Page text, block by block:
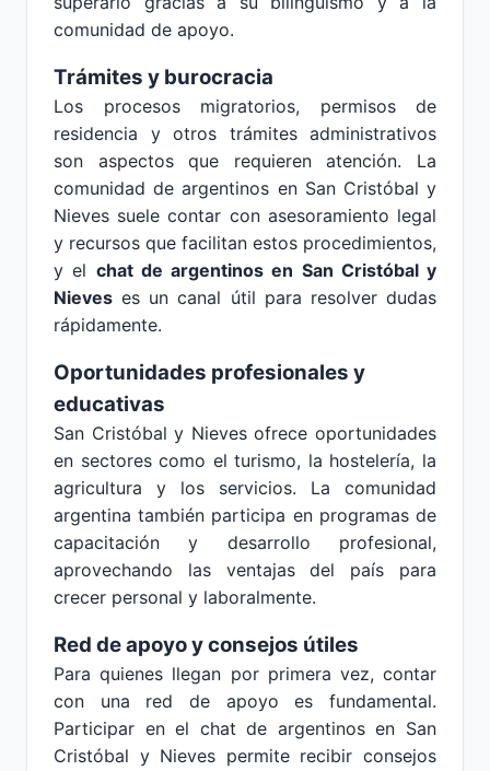
comunidad de apoyo.
Trámites y burocracia
Los procesos migratorios, permisos de
residencia y otros trámites administrativos
son aspectos que requieren atención. La
comunidad de argentinos en San Cristóbal y
Nieves suele contar con asesoramiento legal
y recursos que facilitan estos procedimientos,
y el chat de argentinos en San Cristóbal y
Nieves es un canal útil para resolver dudas
rápidamente.
Oportunidades profesionales y
educativas
San Cristóbal y Nieves ofrece oportunidades
en sectores como el turismo, la hostelería, la
agricultura y los servicios. La comunidad
argentina también participa en programas de
capacitación y desarrollo profesional,
aprovechando las ventajas del país para
crecer personal y laboralmente.
Red de apoyo y consejos útiles
Para quienes llegan por primera vez, contar
con una red de apoyo es fundamental.
Participar en el chat de argentinos en San
Cristóbal y Nieves permite recibir consejos